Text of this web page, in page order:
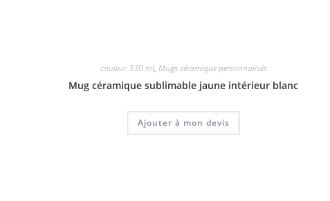
couleur 330 ml, Mugs céramique personnalisés
Mug céramique sublimable jaune intérieur blanc
Ajouter à mon devis